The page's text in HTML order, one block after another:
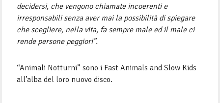
decidersi, che vengono chiamate incoerenti e
irresponsabili senza aver mai la possibilità di spiegare
che scegliere, nella vita, fa sempre male ed il male ci
rende persone peggiori”.
“Animali Notturni” sono i Fast Animals and Slow Kids
all’alba del loro nuovo disco.